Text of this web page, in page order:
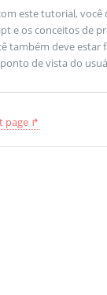
este tutorial, você
e os conceitos de
também deve estar
de vista do
page ↱